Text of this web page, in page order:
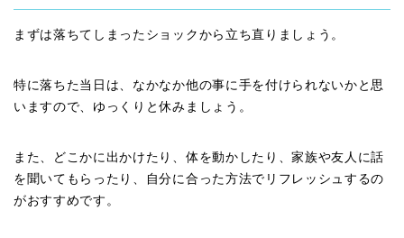
まずは落ちてしまったショックから立ち直りましょう。
特に落ちた当日は、なかなか他の事に手を付けられないかと思
いますので、ゆっくりと休みましょう。
また、どこかに出かけたり、体を動かしたり、家族や友人に話
を聞いてもらったり、自分に合った方法でリフレッシュするの
がおすすめです。